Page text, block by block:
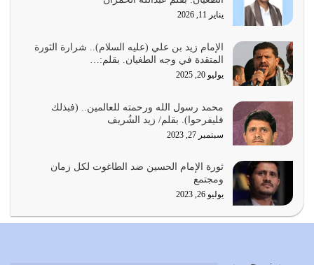
بحبل الله جميعاً وليس كل…
يوليو 22, 2026
يشاء ويذل من يشاء
يوليو 21, 2026
كل زمان…
يوليو 19, 2026
الوظيفة عبارة عن مسؤولية يجب النهوض بها كما ينبغي لكي
يناير 11, 2026
الإمام زيد بن علي (عليه السلام).. شرارة الثورة
المتقدة في وجه الطغيان. بقلم:…
يوليو 20, 2025
محمد رسول الله ورحمته للعالمين.. (فبذلك
فليفرحوا). بقلم/ زيد الشُريف
سبتمبر 27, 2023
ثورة الإمام الحسين ضد الطاغوت لكل زمان
ومجتمع
يوليو 26, 2023